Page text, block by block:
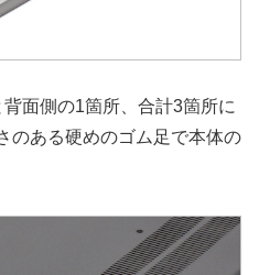
面側の1箇所、合計3箇所に
のある硬めのゴム足で本体の